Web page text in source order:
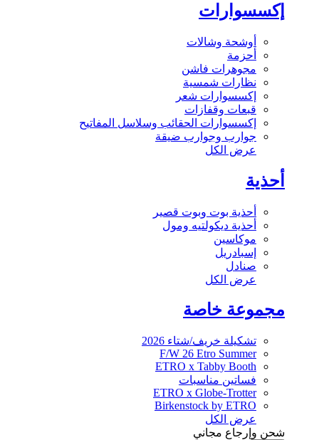
إكسسوارات
أوشحة وشالات
أحزمة
مجوهرات فاشن
نظارات شمسية
إكسسوارات شعر
قبعات وقفازات
إكسسوارات الحقائب وسلاسل المفاتيح
جوارب وجوارب ضيقة
عرض الكل
أحذية
أحذية بوت وبوت قصير
أحذية ديكولتيه ومول
موكاسين
إسبادريل
صنادل
عرض الكل
مجموعة خاصة
تشكيلة خريف/شتاء 2026
F/W 26 Etro Summer
ETRO x Tabby Booth
فساتين مناسبات
ETRO x Globe-Trotter
Birkenstock by ETRO
عرض الكل
شحن وإرجاع مجاني